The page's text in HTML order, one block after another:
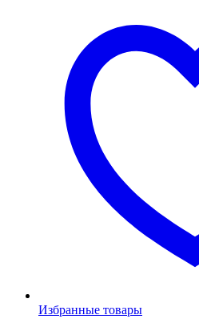
Избранные товары